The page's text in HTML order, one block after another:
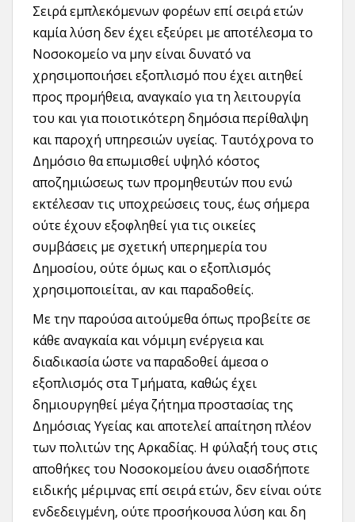
Σειρά εμπλεκόμενων φορέων επί σειρά ετών
καμία λύση δεν έχει εξεύρει με αποτέλεσμα το
Νοσοκομείο να μην είναι δυνατό να
χρησιμοποιήσει εξοπλισμό που έχει αιτηθεί
προς προμήθεια, αναγκαίο για τη λειτουργία
του και για ποιοτικότερη δημόσια περίθαλψη
και παροχή υπηρεσιών υγείας. Ταυτόχρονα το
Δημόσιο θα επωμισθεί υψηλό κόστος
αποζημιώσεως των προμηθευτών που ενώ
εκτέλεσαν τις υποχρεώσεις τους, έως σήμερα
ούτε έχουν εξοφληθεί για τις οικείες
συμβάσεις με σχετική υπερημερία του
Δημοσίου, ούτε όμως και ο εξοπλισμός
χρησιμοποιείται, αν και παραδοθείς.
Με την παρούσα αιτούμεθα όπως προβείτε σε
κάθε αναγκαία και νόμιμη ενέργεια και
διαδικασία ώστε να παραδοθεί άμεσα ο
εξοπλισμός στα Τμήματα, καθώς έχει
δημιουργηθεί μέγα ζήτημα προστασίας της
Δημόσιας Υγείας και αποτελεί απαίτηση πλέον
των πολιτών της Αρκαδίας. Η φύλαξή τους στις
αποθήκες του Νοσοκομείου άνευ οιασδήποτε
ειδικής μέριμνας επί σειρά ετών, δεν είναι ούτε
ενδεδειγμένη, ούτε προσήκουσα λύση και δη